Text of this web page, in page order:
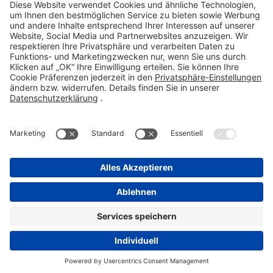
Fax 06101 603-259
info@stada.de
Kontakt
Compliance Reporting Portal ⧉
FOLGEN SIE UNS
Datenschutz
Disclaimer
Pflichtangaben